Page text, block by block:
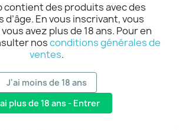
contient des produits avec des
En vous inscrivant, vous
avez plus de 18 ans. Pour en
nosconditions générales de
ventes.
J'ai moins de 18 ans
plus de 18 ans - Entrer